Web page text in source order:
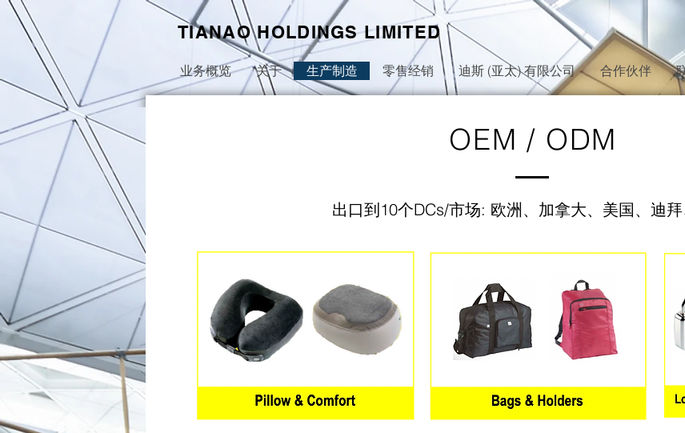
TIANAO HOLDINGS LIMITED
业务概览 关于 生产制造 零售经销 迪斯 (亚太) 有限公司 合作伙伴
OEM / ODM
出口到10个DCs/市场: 欧洲、加拿大、美国、迪